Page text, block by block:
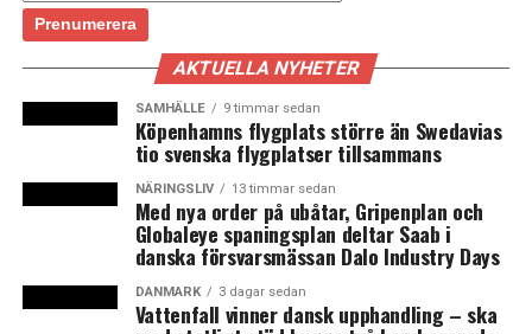
Den svenska regeringen vill ännu en gång förlänga
gränskontrollerna mot Danmark och vid färjorna från
Tyskland, som hittills är beslutade till och med den 11
maj.
– Vi ser ett fortsatt hot när det gäller inre säkerhet och
ett behov av att kontrollera resandeströmmarna in till
Sverige, säger Morgan Johansson, Sveriges
justitieminister, till SR.
Enligt Morgan Johansson stoppas mellan 150 och 200
personer varje vecka i de svenska gränskontrollerna.
AKTUELLA NYHETER
SAMHÄLLE 9 timmar sedan
Köpenhamns flygplats större än Swedavias
tio svenska flygplatser tillsammans
NÄRINGSLIV 13 timmar sedan
Med nya order på ubåtar, Gripenplan och
Globaleye spaningsplan deltar Saab i
danska försvarsmässan Dalo Industry Days
DANMARK 3 dagar sedan
Vattenfall vinner dansk upphandling – ska